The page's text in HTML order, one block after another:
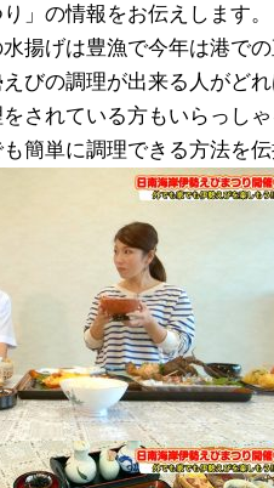
」の情報をお伝えします。
揚げは豊漁で今年は港での
びの調理が出来る人がど
されている方もいらっし
簡単に調理できる方法を伝